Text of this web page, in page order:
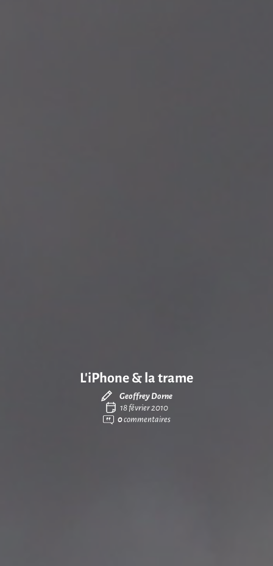
L’iPhone & la trame
Geoffrey Dorne
18 février 2010
0commentaires